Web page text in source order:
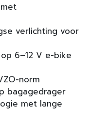
verlichting voor
6–12 V e-bike
norm
bagagedrager
met lange